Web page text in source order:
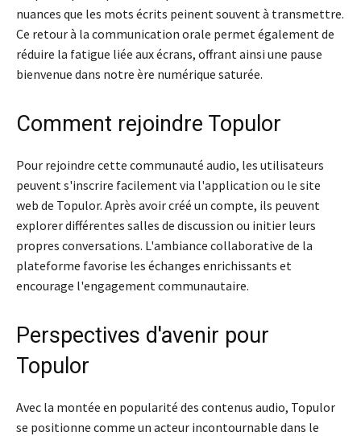
nuances que les mots écrits peinent souvent à transmettre.
Ce retour à la communication orale permet également de
réduire la fatigue liée aux écrans, offrant ainsi une pause
bienvenue dans notre ère numérique saturée.
Comment rejoindre Topulor
Pour rejoindre cette communauté audio, les utilisateurs
peuvent s'inscrire facilement via l'application ou le site
web de Topulor. Après avoir créé un compte, ils peuvent
explorer différentes salles de discussion ou initier leurs
propres conversations. L'ambiance collaborative de la
plateforme favorise les échanges enrichissants et
encourage l'engagement communautaire.
Perspectives d'avenir pour
Topulor
Avec la montée en popularité des contenus audio, Topulor
se positionne comme un acteur incontournable dans le